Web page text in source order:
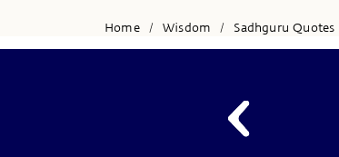
Home / Wisdom / Sadhguru Quotes